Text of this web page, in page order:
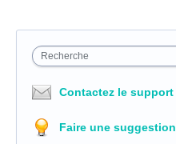
Recherche
Contactez le support
Faire une suggestion